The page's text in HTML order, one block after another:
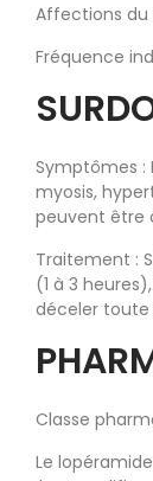
Affections du
Fréquence
Symptômes :
myosis,
peuvent être
Traitement :
(1 à 3
déceler toute
Classe
Le